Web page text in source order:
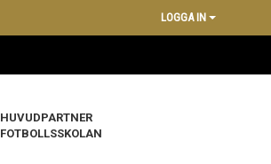
LOGGA IN
HUVUDPARTNER
FOTBOLLSSKOLAN